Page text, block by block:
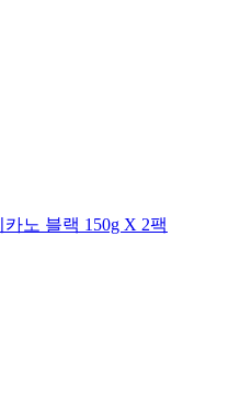
노 블랙 150g X 2팩